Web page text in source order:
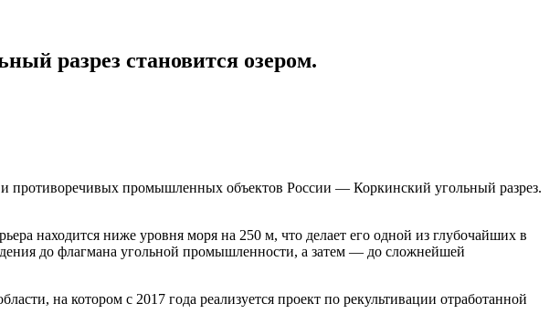
разрез становится озером.
противоречивых промышленных объектов России — Коркинский угольный разрез.
находится ниже уровня моря на 250 м, что делает его одной из глубочайших в
до флагмана угольной промышленности, а затем — до сложнейшей
на котором с 2017 года реализуется проект по рекультивации отработанной